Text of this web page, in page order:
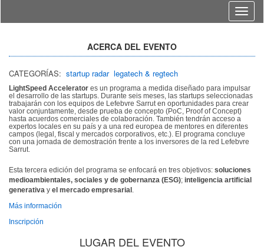
Idioma
ACERCA DEL EVENTO
CATEGORÍAS: startup radar legatech & regtech
LightSpeed Accelerator es un programa a medida diseñado para impulsar
el desarrollo de las startups. Durante seis meses, las startups seleccionadas
trabajarán con los equipos de Lefebvre Sarrut en oportunidades para crear
valor conjuntamente, desde prueba de concepto (PoC, Proof of Concept)
hasta acuerdos comerciales de colaboración. También tendrán acceso a
expertos locales en su país y a una red europea de mentores en diferentes
campos (legal, fiscal y mercados corporativos, etc.). El programa concluye
con una jornada de demostración frente a los inversores de la red Lefebvre
Sarrut.
Esta tercera edición del programa se enfocará en tres objetivos: soluciones
medioambientales, sociales y de gobernanza (ESG); inteligencia artificial
generativa y el mercado empresarial
Más información
Inscripción
LUGAR DEL EVENTO